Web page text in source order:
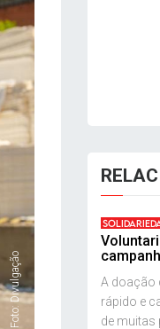
Foto: Divulgação
A doação
rápido e
de muitas